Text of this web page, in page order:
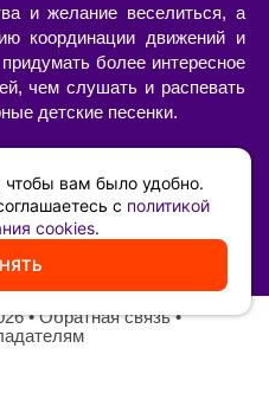
и желание веселиться, а
координации движений и
более интересное
чем слушать и распевать
детские песенки.
песни с текстами и
в хорошем качестве
выбор песен для детей
сборник из тех
вам и вашему ребенку.
•Обратная связь•
вам было удобно.
с политикой
cookies.